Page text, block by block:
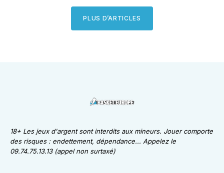
PLUS D’ARTICLES
18+ Les jeux d'argent sont interdits aux mineurs. Jouer comporte
des risques : endettement, dépendance... Appelez le
09.74.75.13.13 (appel non surtaxé)